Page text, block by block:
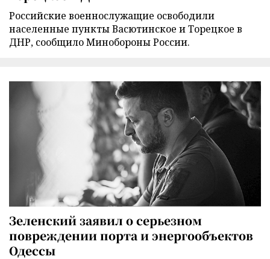
Российские военнослужащие освободили
населенные пункты Васютинское и Торецкое в
ДНР, сообщило Минобороны России.
Зеленский заявил о серьезном
повреждении порта и энергообъектов
Одессы